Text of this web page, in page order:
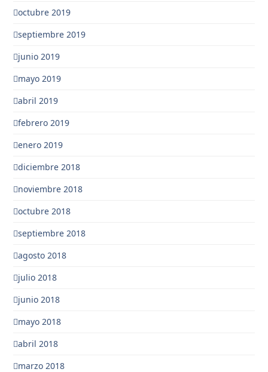
octubre 2019
septiembre 2019
junio 2019
mayo 2019
abril 2019
febrero 2019
enero 2019
diciembre 2018
noviembre 2018
octubre 2018
septiembre 2018
agosto 2018
julio 2018
junio 2018
mayo 2018
abril 2018
marzo 2018